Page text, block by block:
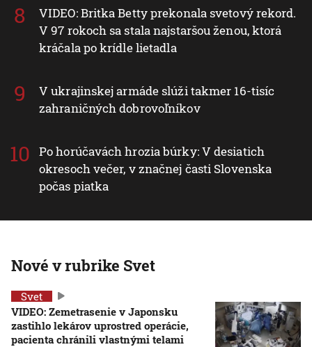
VIDEO: Britka Betty prekonala svetový rekord.
V 97 rokoch sa stala najstaršou ženou, ktorá
kráčala po krídle lietadla
V ukrajinskej armáde slúži takmer 16-tisíc
zahraničných dobrovoľníkov
Po horúčavách hrozia búrky: V desiatich
okresoch večer, v značnej časti Slovenska
počas piatka
Nové v rubrike Svet
Svet
VIDEO: Zemetrasenie v Japonsku
zastihlo lekárov uprostred operácie,
pacienta chránili vlastnými telami